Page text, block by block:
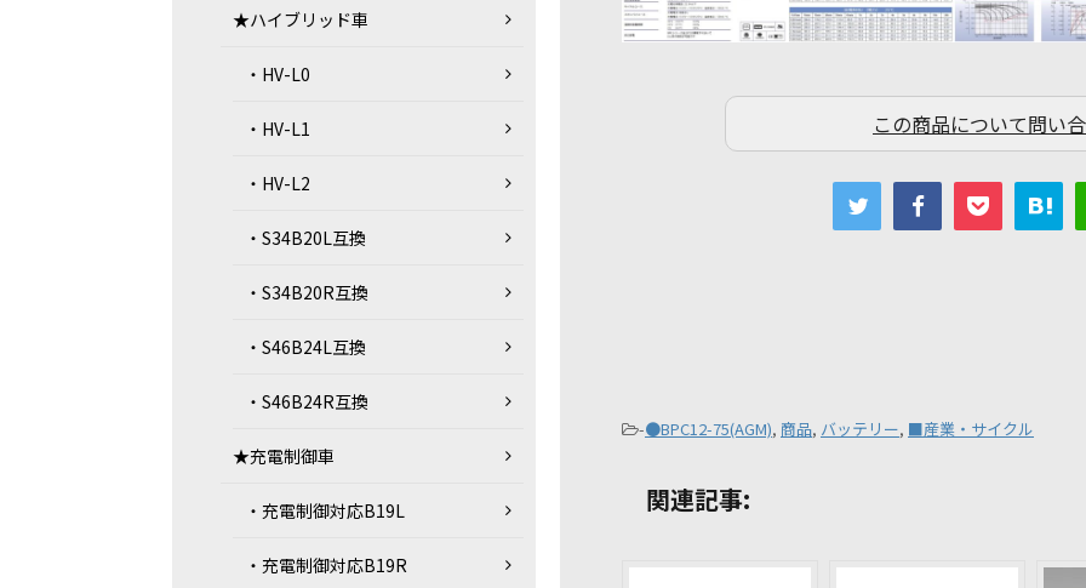
この商品について問い
-●BPC12-75(AGM), 商品, バッテリー, ■産業・サイクル
関連記事:
★ハイブリッド車
・HV-L0
・HV-L1
・HV-L2
・S34B20L互換
・S34B20R互換
・S46B24L互換
・S46B24R互換
★充電制御車
・充電制御対応B19L
・充電制御対応B19R